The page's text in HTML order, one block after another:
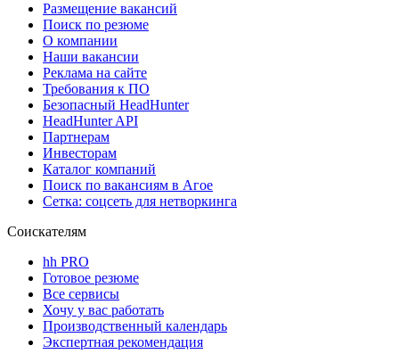
Размещение вакансий
Поиск по резюме
О компании
Наши вакансии
Реклама на сайте
Требования к ПО
Безопасный HeadHunter
HeadHunter API
Партнерам
Инвесторам
Каталог компаний
Поиск по вакансиям в Агое
Сетка: соцсеть для нетворкинга
Соискателям
hh PRO
Готовое резюме
Все сервисы
Хочу у вас работать
Производственный календарь
Экспертная рекомендация